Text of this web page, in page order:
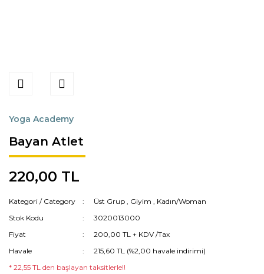
Yoga Academy
Bayan Atlet
220,00 TL
Kategori / Category Üst Grup , Giyim , Kadın/Woman
Stok Kodu
3020013000
Fiyat
200,00 TL + KDV /Tax
Havale
215,60 TL (%2,00 havale indirimi)
* 22,55 TL den başlayan taksitlerle!!